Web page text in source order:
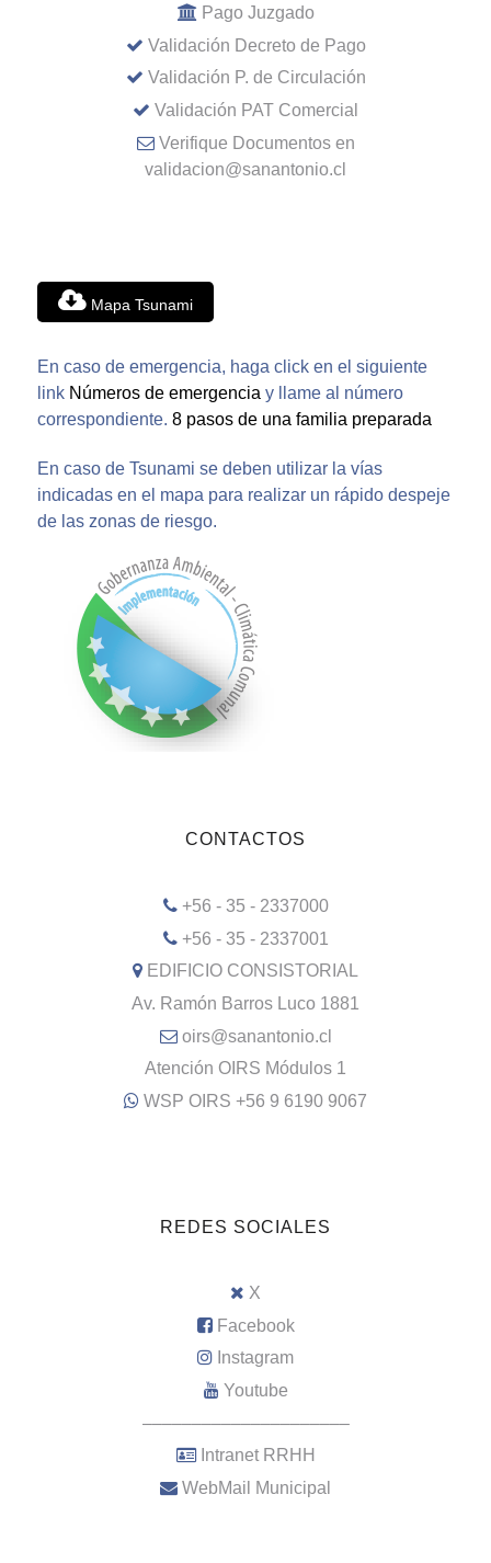
Pago Juzgado
Validación Decreto de Pago
Validación P. de Circulación
Validación PAT Comercial
Verifique Documentos en
validacion@sanantonio.cl
Mapa Tsunami
En caso de emergencia, haga click en el siguiente
link Números de emergencia y llame al número
correspondiente. 8 pasos de una familia preparada
En caso de Tsunami se deben utilizar la vías
indicadas en el mapa para realizar un rápido despeje
de las zonas de riesgo.
CONTACTOS
+56 - 35 - 2337000
+56 - 35 - 2337001
EDIFICIO CONSISTORIAL
Av. Ramón Barros Luco 1881
oirs@sanantonio.cl
Atención OIRS Módulos 1
WSP OIRS +56 9 6190 9067
REDES SOCIALES
X
Facebook
Instagram
Youtube
–––––––––––––––––––––
Intranet RRHH
WebMail Municipal